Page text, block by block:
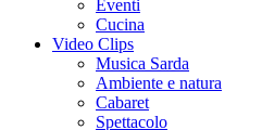
Eventi
Cucina
Video Clips
Musica Sarda
Ambiente e natura
Cabaret
Spettacolo